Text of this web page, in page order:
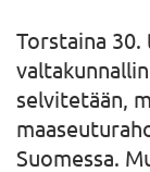
Torstaina 30.
selvitetään,
Suomessa.